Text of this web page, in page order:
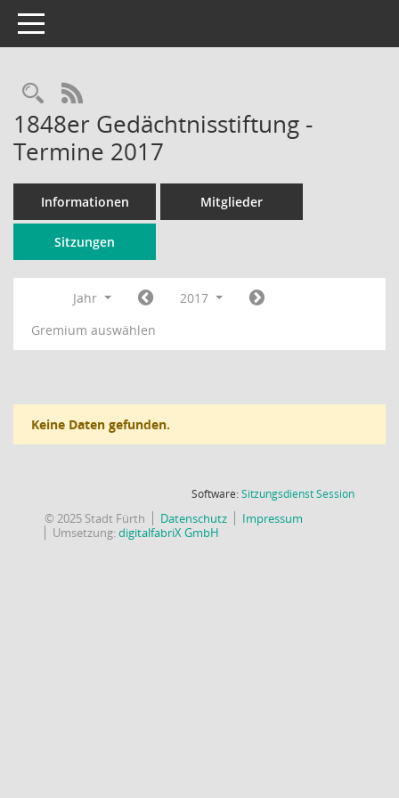
Toggle navigation
Rechercheauswahl
RSS-Feed
1848er Gedächtnisstiftung -
Termine 2017
Informationen Mitglieder
Sitzungen
Jahr
2017
Gremium auswählen
Keine Daten gefunden.
Software:SitzungsdienstSession(Wird in
© 2025 Stadt Fürth Datenschutz
Impressum
Umsetzung:digitalfabriX GmbH